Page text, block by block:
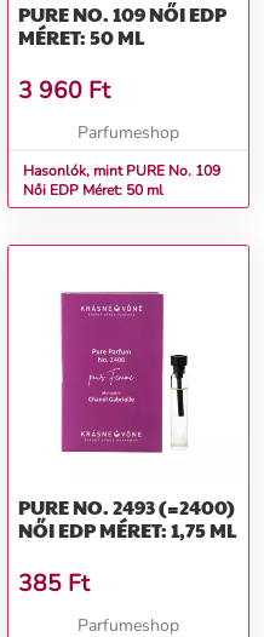
PURE NO. 109 NŐI EDP
MÉRET: 50 ML
3 960 Ft
Parfumeshop
Hasonlók, mint PURE No. 109
Női EDP Méret: 50 ml
PURE NO. 2493 (=2400)
NŐI EDP MÉRET: 1,75 ML
385 Ft
Parfumeshop